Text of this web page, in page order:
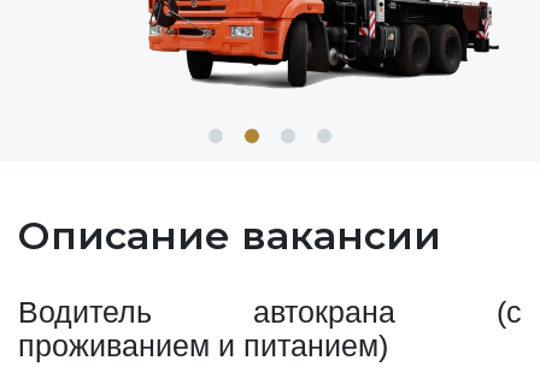
Описание вакансии
Водитель автокрана (с
проживанием и питанием)